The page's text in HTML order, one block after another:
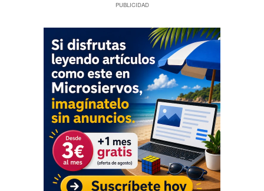
PUBLICIDAD